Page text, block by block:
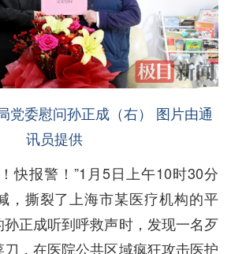
党委慰问孙正成（右） 图片由通
讯员提供
快报警！”1月5日上午10时30分
，撕裂了上海市某医疗机构的平
正成听到呼救声时，发现一名歹
，在医院公共区域疯狂攻击医护